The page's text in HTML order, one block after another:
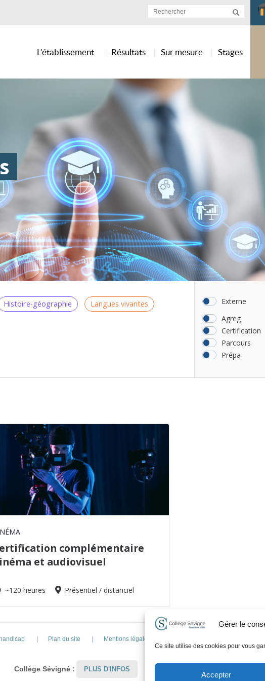
Gérer le
Ce site utilise des cookies pour vous
Accepter
L’établissement Résultats Sur mesure Stages
Histoire-géographie Langues vivantes Externe
Agreg
Certification
Parcours
Prépa
complémentaire
et audiovisuel
~120 heures Présentiel / distanciel
Plan du site Mentions légales et Conditions d’Utilisation
Collège Sévigné : PLUS D'INFOS